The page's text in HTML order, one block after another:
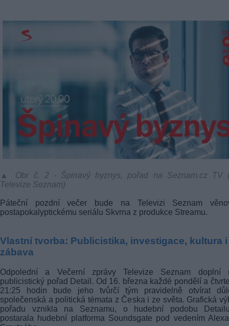
▲ Obr č. 2 - Špinavý byznys, pořad na Seznam.cz TV
Televize Seznam)
Páteční pozdní večer bude na Televizi Seznam
postapokalyptickému seriálu Skvrna z produkce Streamu.
Vlastní tvorba: Publicistika, investigace, kultura i
zábava
Odpolední a Večerní zprávy Televize Seznam doplní
publicistický pořad Detail. Od 16. března každé pondělí a
21:25 hodin bude jeho tvůrčí tým pravidelně otvírat
společenská a politická témata z Česka i ze světa. Grafická
pořadu vznikla na Seznamu, o hudební podobu
postarala hudební platforma Soundsgate pod vedením